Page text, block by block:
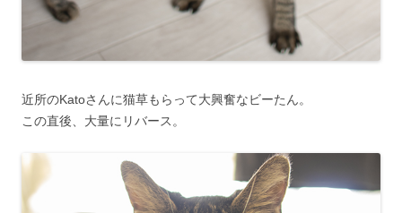
近所のKatoさんに猫草もらって大興奮なビーたん。
この直後、大量にリバース。